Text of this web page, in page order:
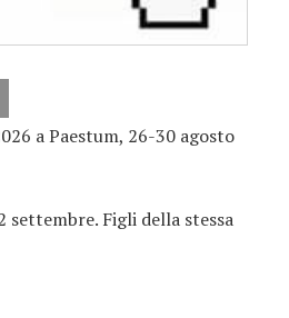
a Paestum, 26-30 agosto
settembre. Figli della stessa